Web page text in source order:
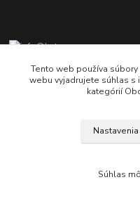
+421 902
od 8:00 - do 16:00
Copyright © 2017-2027
Tento web používa
webu vyjadrujete súhlas s
kategórií
Nastavenia
Súhlas